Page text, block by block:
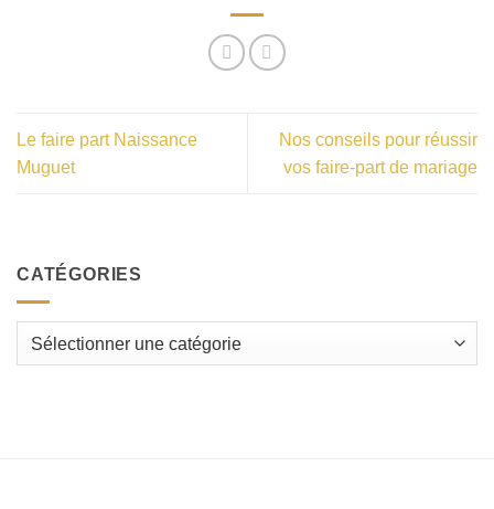
Le faire part Naissance
Muguet
Nos conseils pour réussir
vos faire-part de mariage
CATÉGORIES
Catégories